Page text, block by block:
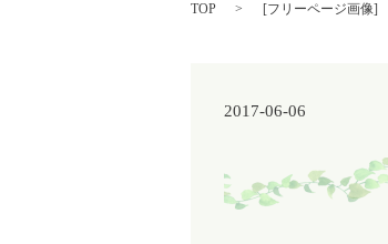
TOP [フリーページ画像]
2017-06-06